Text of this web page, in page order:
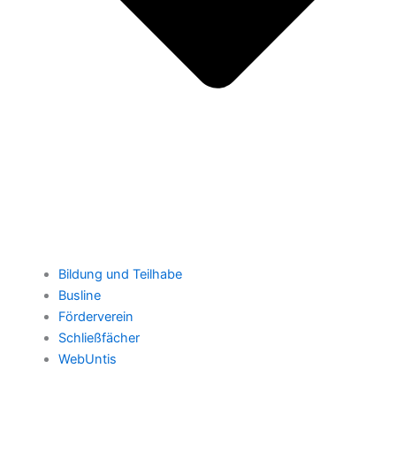
Bildung und Teilhabe
Busline
Förderverein
Schließfächer
WebUntis